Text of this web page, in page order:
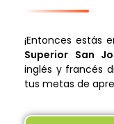
¡Entonces estás
Superior San
inglés y francés
tus metas de